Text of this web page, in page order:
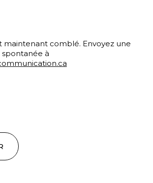
maintenant comblé. Envoyez une
à